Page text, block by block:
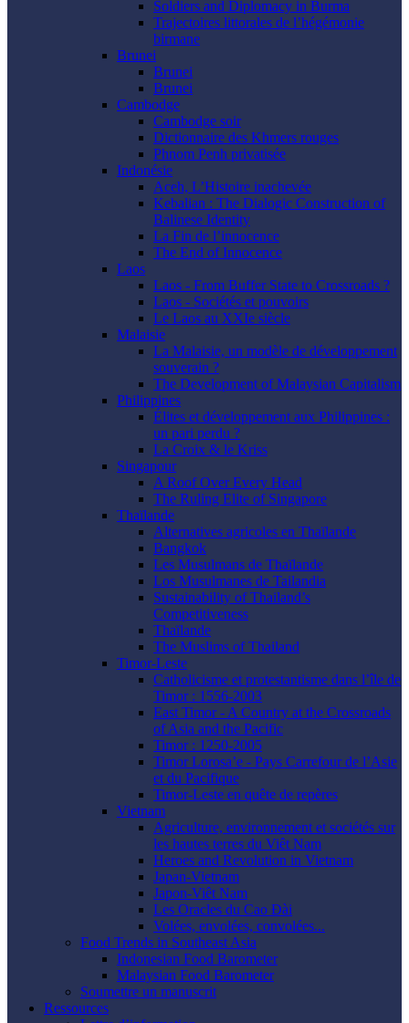
Soldiers and Diplomacy in Burma
Trajectoires littorales de l’hégémonie
birmane
Brunei
Brunei
Brunei
Cambodge
Cambodge soir
Dictionnaire des Khmers rouges
Phnom Penh privatisée
Indonésie
Aceh, L’Histoire inachevée
Kebalian : The Dialogic Construction of
Balinese Identity
La Fin de l’innocence
The End of Innocence
Laos
Laos - From Buffer State to Crossroads ?
Laos - Sociétés et pouvoirs
Le Laos au XXIe siècle
Malaisie
La Malaisie, un modèle de développement
souverain ?
The Development of Malaysian Capitalism
Philippines
Élites et développement aux Philippines :
un pari perdu ?
La Croix & le Kriss
Singapour
A Roof Over Every Head
The Ruling Elite of Singapore
Thaïlande
Alternatives agricoles en Thaïlande
Bangkok
Les Musulmans de Thaïlande
Los Musulmanes de Tailandia
Sustainability of Thailand’s
Competitiveness
Thaïlande
The Muslims of Thailand
Timor-Leste
Catholicisme et protestantisme dans l’île de
Timor : 1556-2003
East Timor - A Country at the Crossroads
of Asia and the Pacific
Timor : 1250-2005
Timor Lorosa’e - Pays Carrefour de l’Asie
et du Pacifique
Timor-Leste en quête de repères
Vietnam
Agriculture, environnement et sociétés sur
les hautes terres du Viêt Nam
Heroes and Revolution in Vietnam
Japan-Vietnam
Japon-Viêt Nam
Les Oracles du Cao Ðài
Volées, envolées, convolées...
Food Trends in Southeast Asia
Indonesian Food Barometer
Malaysian Food Barometer
Soumettre un manuscrit
Ressources